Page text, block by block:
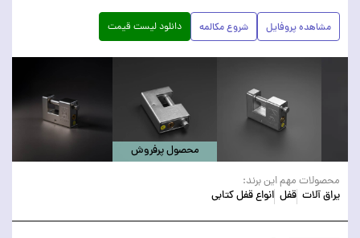
مشاهده پروفایل شروع مکالمه دانلود لیست قیمت
محصول پرفروش
محصولات مهم این برند:
یراق آلات قفل انواع قفل کتابی